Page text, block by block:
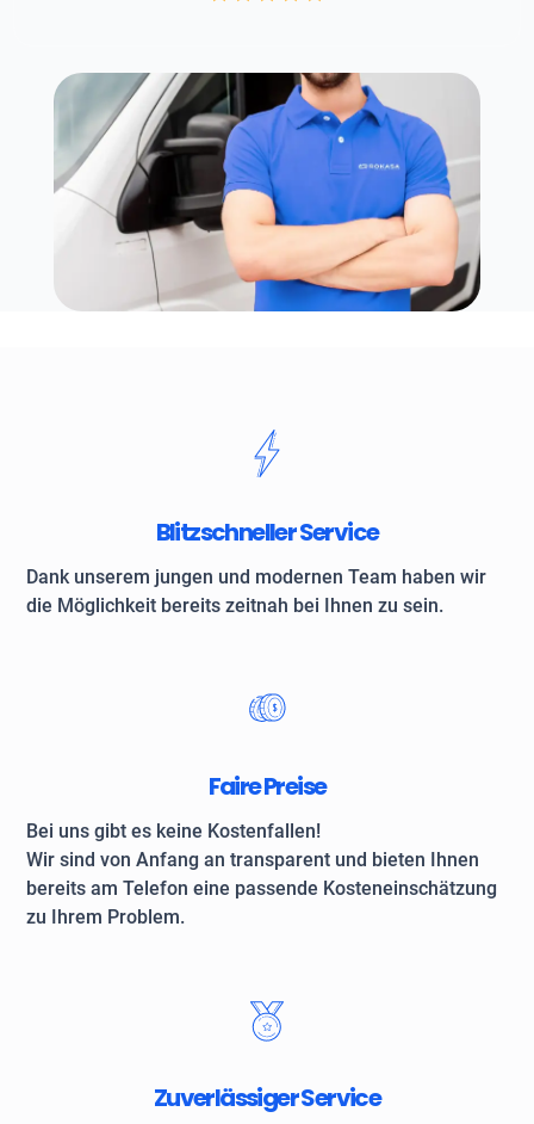
Blitzschneller Service
Dank unserem jungen und modernen Team haben wir
die Möglichkeit bereits zeitnah bei Ihnen zu sein.
Faire Preise
Bei uns gibt es keine Kostenfallen!
Wir sind von Anfang an transparent und bieten Ihnen
bereits am Telefon eine passende Kosteneinschätzung
zu Ihrem Problem.
Zuverlässiger Service